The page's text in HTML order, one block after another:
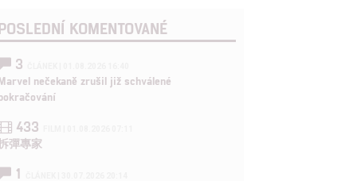
KOMENTOVANÉ
3
nečekaně zrušil již schválené
433
彈專家
1
chyb,